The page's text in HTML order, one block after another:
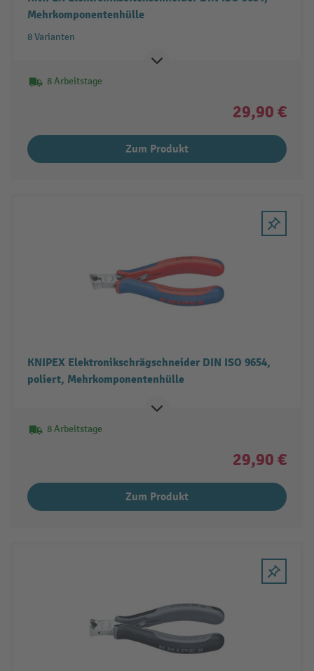
Mehrkomponentenhülle
8 Varianten
8 Arbeitstage
29,90 €
Zum Produkt
KNIPEX Elektronikschrägschneider DIN ISO 9654,
poliert, Mehrkomponentenhülle
8 Arbeitstage
29,90 €
Zum Produkt